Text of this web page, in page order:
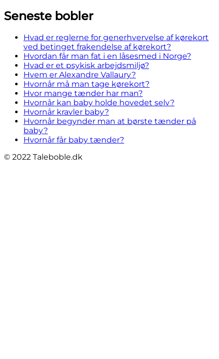
Seneste bobler
Hvad er reglerne for generhvervelse af kørekort
ved betinget frakendelse af kørekort?
Hvordan får man fat i en låsesmed i Norge?
Hvad er et psykisk arbejdsmiljø?
Hvem er Alexandre Vallaury?
Hvornår må man tage kørekort?
Hvor mange tænder har man?
Hvornår kan baby holde hovedet selv?
Hvornår kravler baby?
Hvornår begynder man at børste tænder på
baby?
Hvornår får baby tænder?
© 2022 Taleboble.dk